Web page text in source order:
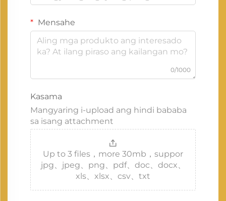
Mensahe
0/1000
Kasama
Mangyaring i-upload ang hindi bababa
sa isang attachment
Up to 3 files，more 30mb，suppor
jpg、jpeg、png、pdf、doc、docx、
xls、xlsx、csv、txt